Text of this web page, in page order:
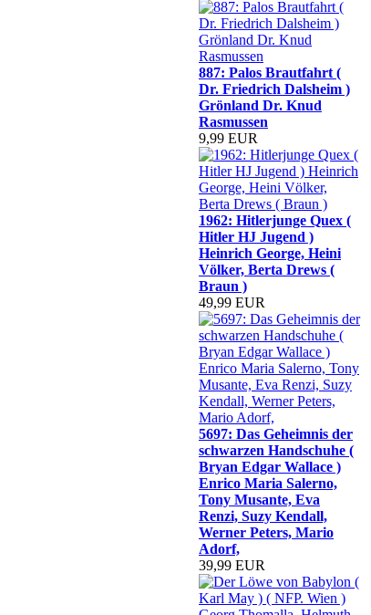
887: Palos Brautfahrt (
Dr. Friedrich Dalsheim )
Grönland Dr. Knud
Rasmussen
9,99 EUR
1962: Hitlerjunge Quex (
Hitler HJ Jugend )
Heinrich George, Heini
Völker, Berta Drews (
Braun )
49,99 EUR
5697: Das Geheimnis der
schwarzen Handschuhe (
Bryan Edgar Wallace )
Enrico Maria Salerno,
Tony Musante, Eva
Renzi, Suzy Kendall,
Werner Peters, Mario
Adorf,
39,99 EUR